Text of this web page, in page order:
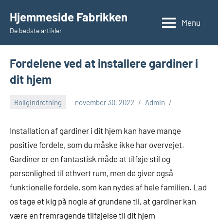
indhold
Hjemmeside Fabrikken
De bedste artikler
Menu
Fordelene ved at installere gardiner i
dit hjem
Boligindretning november 30, 2022 Admin
Installation af gardiner i dit hjem kan have mange
positive fordele, som du måske ikke har overvejet.
Gardiner er en fantastisk måde at tilføje stil og
personlighed til ethvert rum, men de giver også
funktionelle fordele, som kan nydes af hele familien. Lad
os tage et kig på nogle af grundene til, at gardiner kan
være en fremragende tilføjelse til dit hjem